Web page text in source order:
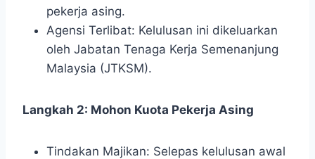
pekerja asing.
Agensi Terlibat: Kelulusan ini dikeluarkan
oleh Jabatan Tenaga Kerja Semenanjung
Malaysia (JTKSM).
Langkah 2: Mohon Kuota Pekerja Asing
Tindakan Majikan: Selepas kelulusan awal